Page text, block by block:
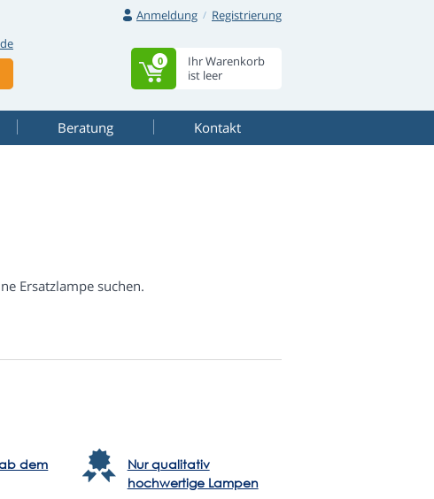
Anmeldung
Registrierung
Ihr Warenkorb
ist leer
0
Beratung Kontakt
Ersatzlampe suchen.
dem
Nur qualitativ
hochwertige Lampen